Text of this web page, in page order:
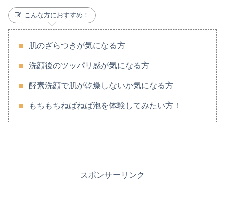
こんな方におすすめ！
肌のざらつきが気になる方
洗顔後のツッパリ感が気になる方
酵素洗顔で肌が乾燥しないか気になる方
もちもちねばねば泡を体験してみたい方！
スポンサーリンク